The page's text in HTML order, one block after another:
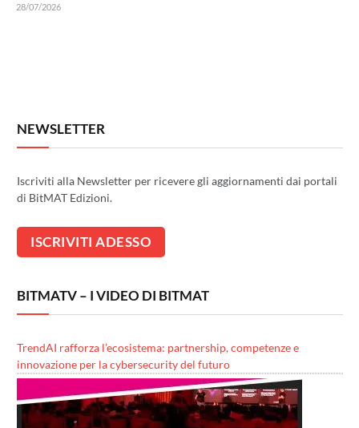
28/07/2026
NEWSLETTER
Iscriviti alla Newsletter per ricevere gli aggiornamenti dai portali
di BitMAT Edizioni.
BITMATV – I VIDEO DI BITMAT
TrendAI rafforza l’ecosistema: partnership, competenze e
innovazione per la cybersecurity del futuro